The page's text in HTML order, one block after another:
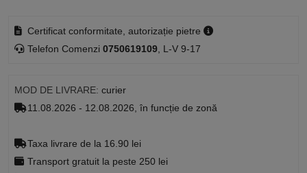
Certificat conformitate, autorizație pietre
Telefon Comenzi 0750619109, L-V 9-17
MOD DE LIVRARE: curier
11.08.2026 - 12.08.2026, în funcție de zonă
Taxa livrare de la 16.90 lei
Transport gratuit la peste 250 lei